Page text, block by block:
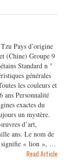
Pays d’origine
(Chine) Groupe 9
Standard n °
générales
les couleurs et
ans Personnalité
exactes du
un mystère.
d’art,
ans. Le nom de
signifie « lion », …
Read Article